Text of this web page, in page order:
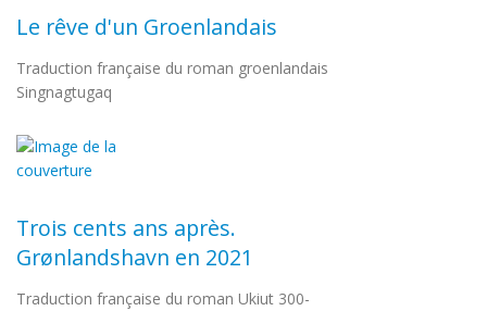
Le rêve d'un Groenlandais
Traduction française du roman groenlandais
Singnagtugaq
Trois cents ans après.
Grønlandshavn en 2021
Traduction française du roman Ukiut 300-